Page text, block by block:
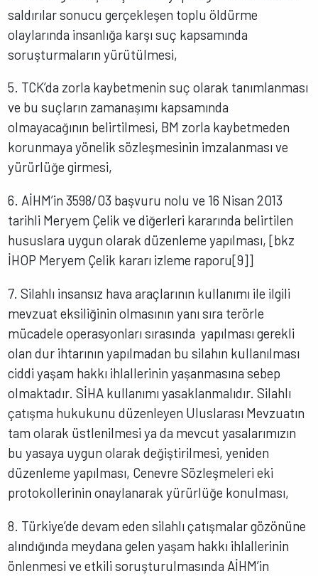
saldırılar sonucu gerçekleşen toplu öldürme
olaylarında insanlığa karşı suç kapsamında
soruşturmaların yürütülmesi,
5. TCK’da zorla kaybetmenin suç olarak tanımlanması
ve bu suçların zamanaşımı kapsamında
olmayacağının belirtilmesi, BM zorla kaybetmeden
korunmaya yönelik sözleşmesinin imzalanması ve
yürürlüğe girmesi,
6. AİHM’in 3598/03 başvuru nolu ve 16 Nisan 2013
tarihli Meryem Çelik ve diğerleri kararında belirtilen
hususlara uygun olarak düzenleme yapılması, [bkz
İHOP Meryem Çelik kararı izleme raporu[9]]
7. Silahlı insansız hava araçlarının kullanımı ile ilgili
mevzuat eksiliğinin olmasının yanı sıra terörle
mücadele operasyonları sırasında yapılması gerekli
olan dur ihtarının yapılmadan bu silahın kullanılması
ciddi yaşam hakkı ihlallerinin yaşanmasına sebep
olmaktadır. SİHA kullanımı yasaklanmalıdır. Silahlı
çatışma hukukunu düzenleyen Uluslarası Mevzuatın
tam olarak üstlenilmesi ya da mevcut yasalarımızın
bu yasaya uygun olarak değiştirilmesi, yeniden
düzenleme yapılması, Cenevre Sözleşmeleri eki
protokollerinin onaylanarak yürürlüğe konulması,
8. Türkiye’de devam eden silahlı çatışmalar gözönüne
alındığında meydana gelen yaşam hakkı ihlallerinin
önlenmesi ve etkili soruşturulmasında AİHM’in